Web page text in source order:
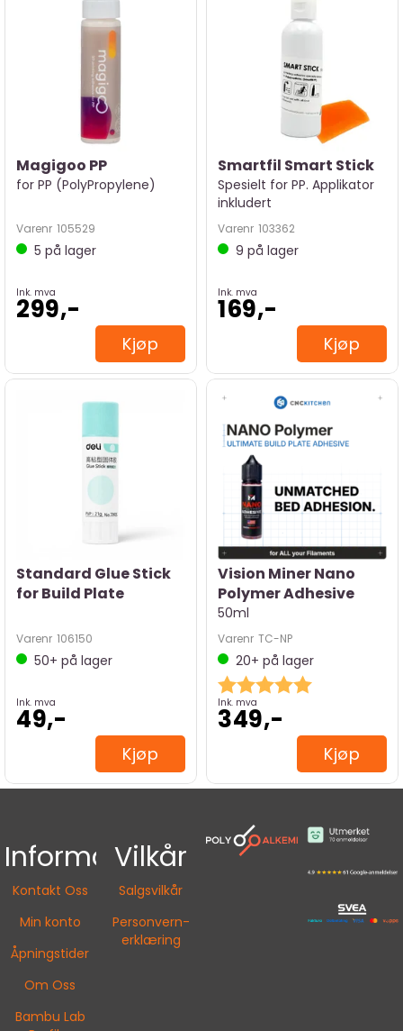
Magigoo PP
for PP (PolyPropylene)
Varenr 105529
5 på lager
Ink. mva
299,-
Kjøp
Smartfil Smart Stick
Spesielt for PP. Applikator
inkludert
Varenr 103362
9 på lager
Ink. mva
169,-
Kjøp
Standard Glue Stick
for Build Plate
Varenr 106150
50+ på lager
Ink. mva
49,-
Kjøp
Vision Miner Nano
Polymer Adhesive
50ml
Varenr TC-NP
20+ på lager
Karakter:
Ink. mva
349,-
Kjøp
Informasjon
Kontakt Oss
Min konto
Åpningstider
Om Oss
Bambu Lab
Vilkår
Salgsvilkår
Personvern-
erklæring